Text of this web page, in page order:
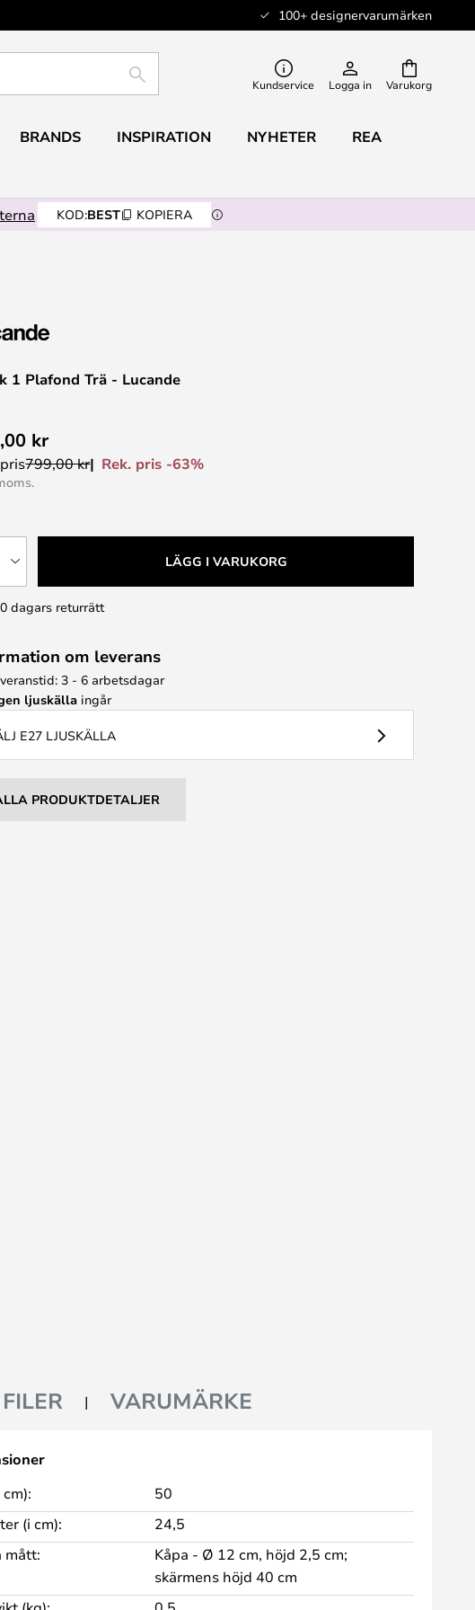
100+ designervarumärken
Varukorg
SÖK Kundservice Logga in
BRANDS INSPIRATION NYHETER REA
KOD:BEST KOPIERA
1 Plafond Trä - Lucande
kr
799,00 kr Rek. pris -63%
LÄGG I VARUKORG
dagars returrätt
om leverans
3 - 6 arbetsdagar
ljuskälla ingår
E27 LJUSKÄLLA
PRODUKTDETALJER
VARUMÄRKE
50
(i cm):
24,5
mått:
Kåpa - Ø 12 cm, höjd 2,5 cm;
skärmens höjd 40 cm